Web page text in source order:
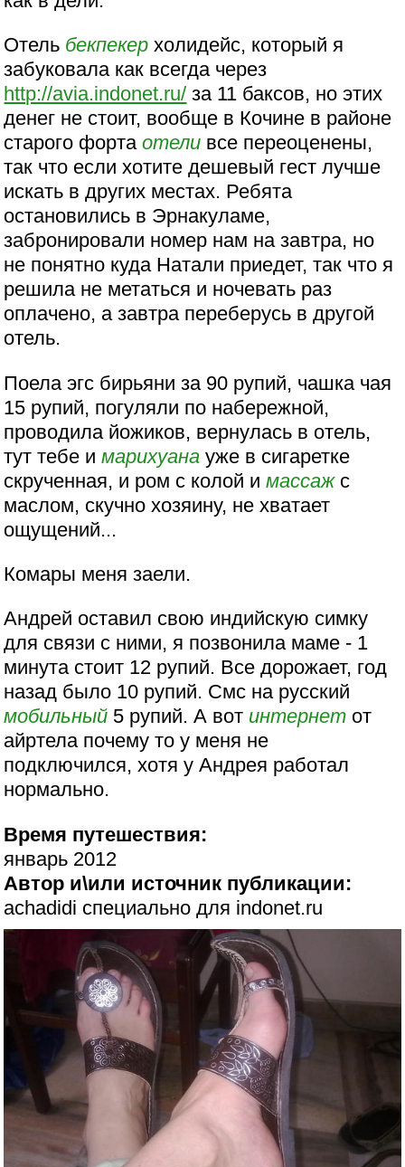
Отель бекпекер холидейс, который я
забуковала как всегда через
http://avia.indonet.ru/ за 11 баксов, но этих
денег не стоит, вообще в Кочине в районе
старого фортаотели все переоценены,
так что если хотите дешевый гест лучше
искать в других местах. Ребята
остановились в Эрнакуламе,
забронировали номер нам на завтра, но
не понятно куда Натали приедет, так что я
решила не метаться и ночевать раз
оплачено, а завтра переберусь в другой
отель.
Поела эгс бирьяни за 90 рупий, чашка чая
15 рупий, погуляли по набережной,
проводила йожиков, вернулась в отель,
тут тебе имарихуана уже в сигаретке
скрученная, и ром с колой имассажс
маслом, скучно хозяину, не хватает
ощущений...
Комары меня заели.
Андрей оставил свою индийскую симку
для связи с ними, я позвонила маме - 1
минута стоит 12 рупий. Все дорожает, год
назад было 10 рупий. Смс на русский
мобильный 5 рупий. А вот интернет от
айртела почему то у меня не
подключился, хотя у Андрея работал
нормально.
Время путешествия:
январь 2012
Автор и\или источник публикации:
achadidi специально для indonet.ru